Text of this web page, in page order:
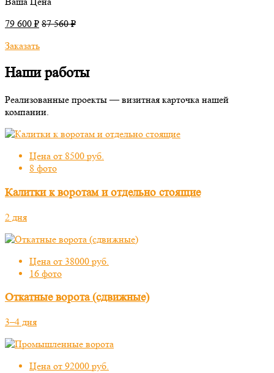
79 600 ₽ 87 560 ₽
Заказать
Наши работы
Реализованные проекты — визитная карточка нашей
компании.
Цена от 8500 руб.
8 фото
Калитки к воротам и отдельно стоящие
2 дня
Цена от 38000 руб.
16 фото
Откатные ворота (сдвижные)
3–4 дня
Цена от 92000 руб.